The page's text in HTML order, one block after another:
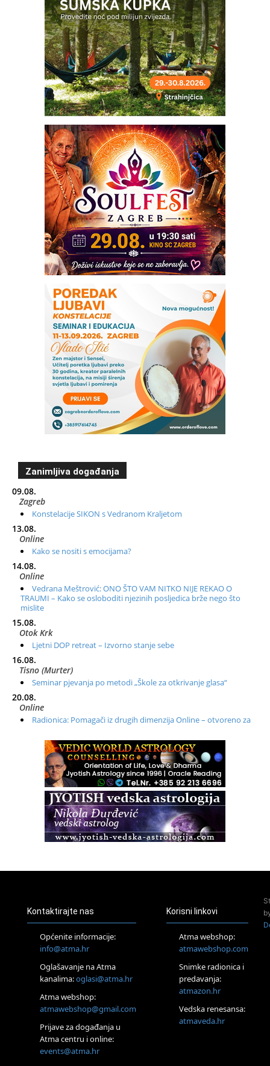
Zanimljiva događanja
09.08.
Zagreb
Konstelacije SIKON s Vedranom Kraljetom
13.08.
Online
Kako se nositi s emocijama?
14.08.
Online
Vedrana Meštrović: ONO ŠTO VAM NITKO NIJE REKAO O
TRAUMI – Kako se osloboditi njezinih posljedica brže nego što
mislite
15.08.
Otok Krk
Ljetni DOP retreat – Izvorno stanje sebe
16.08.
Tisno (Murter)
Seminar pjevanja po metodi „Škole za otkrivanje glasa“
20.08.
Online
Radionica: Pomagači iz drugih dimenzija Online – otvoreno za
Zagreb+Online
Osnovni ThetaHealing® tečaj, Zagreb i Online
Access BARS®, otpusti stres
Access Energetski Facelift®
Tečaj Višeg Vodstva, razvijanja intuicije i Akaša zapisa
25.08.
Upisi u program Profesionalni hipnoterapeut — nova
generacija kreće 25.08. 2026.
Online
Visoko
Alemka Dauskardt – Jednodnevna radionica sistemskih
konstelacija
Kontaktirajte nas
Općenite informacije:
info@atma.hr
Oglašavanje na Atma
kanalima:oglasi@atma.hr
Atma webshop:
atmawebshop@gmail.com
Prijave za događanja u
Atma centru i online:
events@atma.hr
Korisni linkovi
Atma webshop:
atmawebshop.com
Snimke radionica i
predavanja:
atmazon.hr
Vedska renesansa:
atmaveda.hr